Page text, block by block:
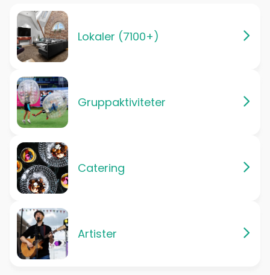
Lokaler (7100+)
Gruppaktiviteter
Catering
Artister